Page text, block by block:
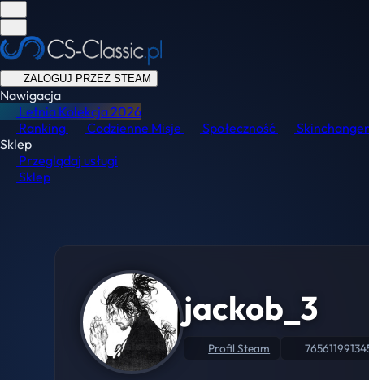
ZALOGUJ PRZEZ STEAM
Nawigacja
Letnia Kolekcja2026
Ranking
Codzienne Misje Społeczność Skinchanger
Sklep
Przeglądaj usługi
Sklep
jackob_3
Profil Steam